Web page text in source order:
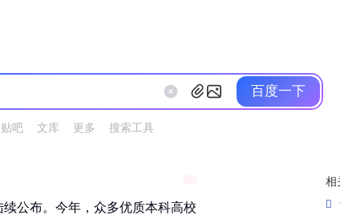
百度一下
贴吧 文库 更多 搜索工具
相
公布。今年，众多优质本科高校